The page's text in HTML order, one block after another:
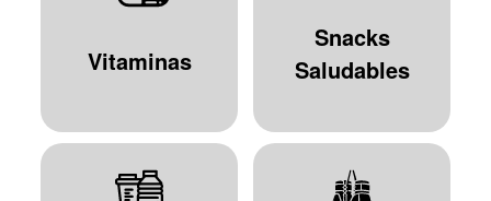
Vitaminas
Snacks
Saludables